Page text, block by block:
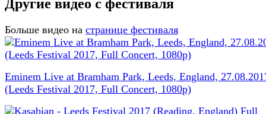
Другие видео с фестиваля
Больше видео на странице фестиваля
Eminem Live at Bramham Park, Leeds, England,
(Leeds Festival 2017, Full Concert, 1080p)